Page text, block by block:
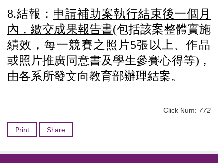
8.結報： 申請補助案執行結束後一個月
內，繳交成果報告書(包括該案整體實施
績效，每一競賽之照片5張以上、作品
或照片推廣同意書及學生參賽心得等) ，
由各系所發文向教育部辦理結案。
Click Num: 772
Print Share